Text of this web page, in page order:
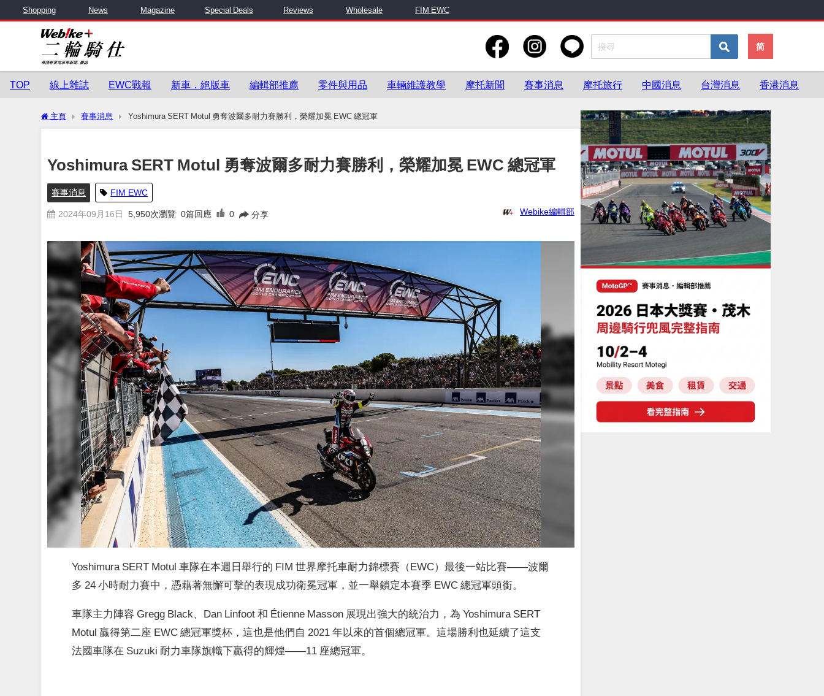
Shopping News Magazine Special Deals Reviews Wholesale FIM EWC
简
TOP 線上雜誌 EWC戰報 新車．絕版車 編輯部推薦 零件與用品 車輛維護教學 摩托新聞 賽事消息 摩托旅行 中國消息 台灣消息 香港消息
主頁 賽事消息 Yoshimura SERT Motul 勇奪波爾多耐力賽勝利，榮耀加冕 EWC 總冠軍
Yoshimura SERT Motul 勇奪波爾多耐力賽勝利，榮耀加冕 EWC 總冠軍
賽事消息 FIM EWC
2024年09月16日 5,950次瀏覽 0篇回應 0 分享 Webike編輯部
Yoshimura SERT Motul 車隊在本週日舉行的 FIM 世界摩托車耐力錦標賽（EWC）最後一站比賽——波爾
多 24 小時耐力賽中，憑藉著無懈可擊的表現成功衛冕冠軍，並一舉鎖定本賽季 EWC 總冠軍頭銜。
車隊主力陣容 Gregg Black、Dan Linfoot 和 Étienne Masson 展現出強大的統治力，為 Yoshimura SERT
Motul 贏得第二座 EWC 總冠軍獎杯，這也是他們自 2021 年以來的首個總冠軍。這場勝利也延續了這支
法國車隊在 Suzuki 耐力車隊旗幟下贏得的輝煌——11 座總冠軍。